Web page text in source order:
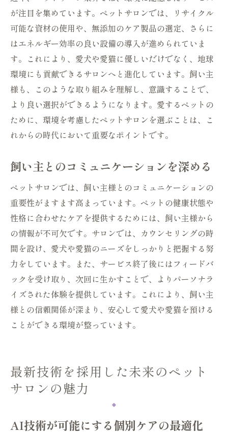
持続的な関係を築くためのサポート
が注目を集めています。ペットサロンでは、リサイクル
可能な資材の使用や、無添加のケア製品の選定、さらに
はエネルギー効率の良い設備の導入が進められていま
す。これにより、愛犬や愛猫に優しいだけでなく、地球
環境にも貢献できるサロンへと進化しています。飼い主
様も、このような取り組みを理解し、意識することで、
より良い選択ができるようになります。愛するペットの
ために、環境を考慮したペットサロンを選ぶことは、こ
れからの時代において重要なポイントです。
飼い主とのコミュニケーションを深める
ペットサロンでは、飼い主様とのコミュニケーションの
重要性がますます高まっています。ペットの健康状態や
性格に合わせたケアを提供するためには、飼い主様から
の情報が不可欠です。サロンでは、カウンセリングの時
間を設け、愛犬や愛猫のニーズをしっかりと把握する努
力をしています。また、サービス終了後にはフィードバ
ックを受け取り、次回に生かすことで、よりパーソナラ
イズされた体験を提供しています。これにより、飼い主
様との信頼関係が深まり、安心して愛犬や愛猫を預ける
ことができる環境が整っています。
最新技術を採用した未来のペット
サロンの魅力
AI技術が可能にする個別ケアの最適化